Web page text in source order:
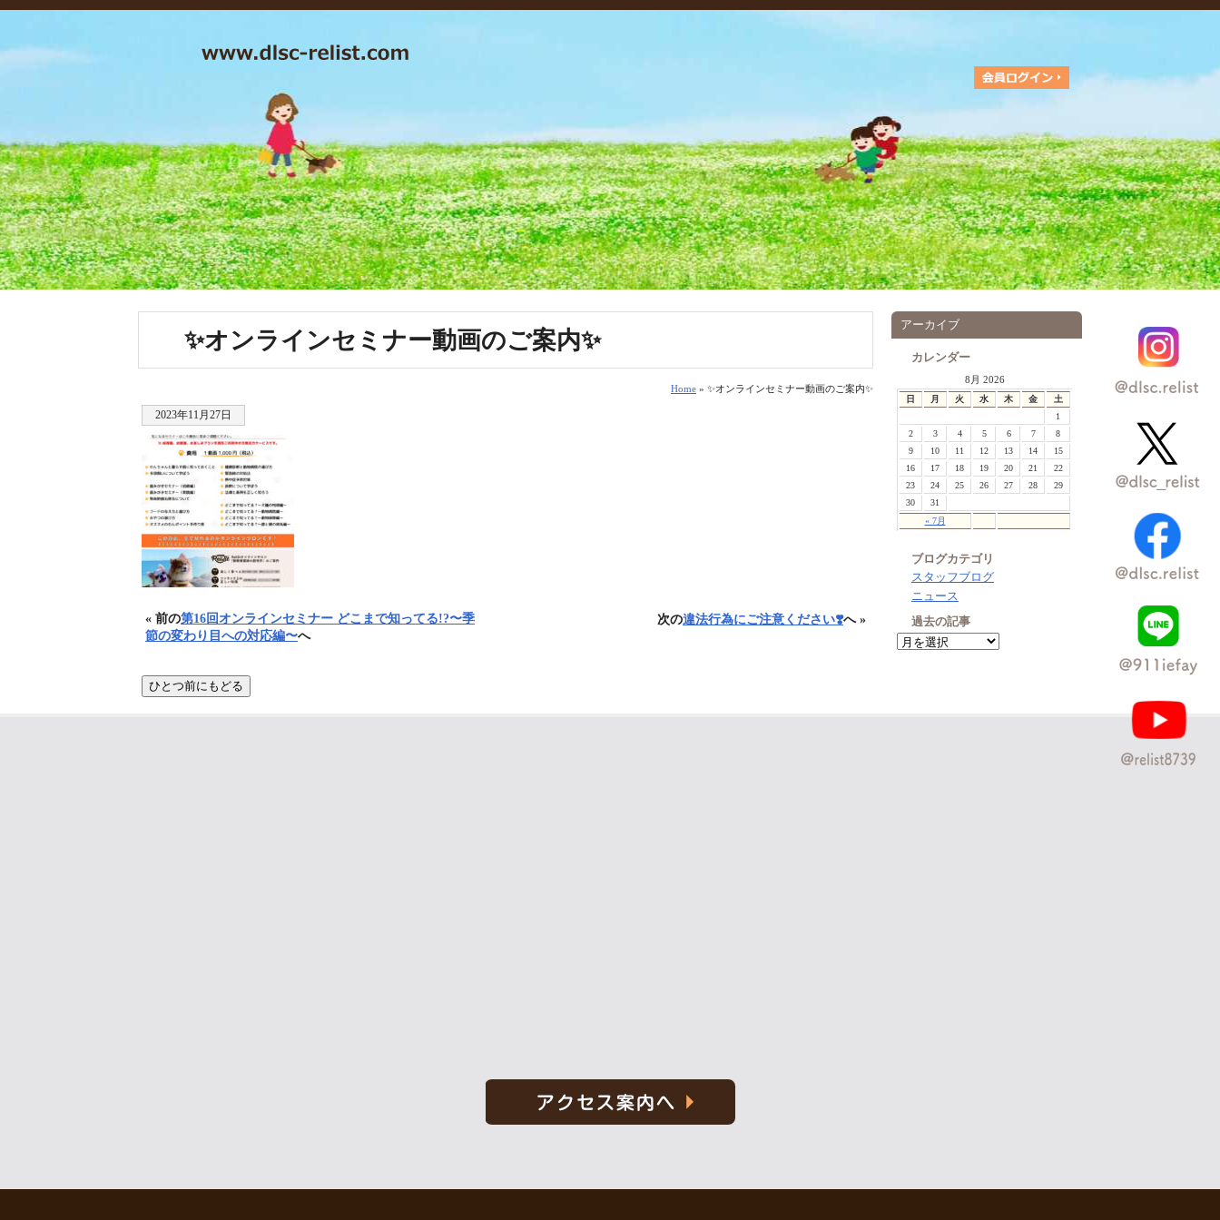
アーカイブ
カレンダー
8月 2026
日 月 火 水 木 金 土
« 7月
1
2
3 4 5 6 7
8
9
10 11 12 13 14
15
16
17 18 19 20 21
22
23
24 25 26 27 28
29
30
31
ブログカテゴリ
スタッフブログ
ニュース
過去の記事
✨️オンラインセミナー動画のご案内✨️
Home » ✨️オンラインセミナー動画のご案内✨️
2023年11月27日
« 前の第16回オンラインセミナー どこまで知ってる!?〜季
節の変わり目への対応編〜へ
次の違法行為にご注意ください❣️へ »